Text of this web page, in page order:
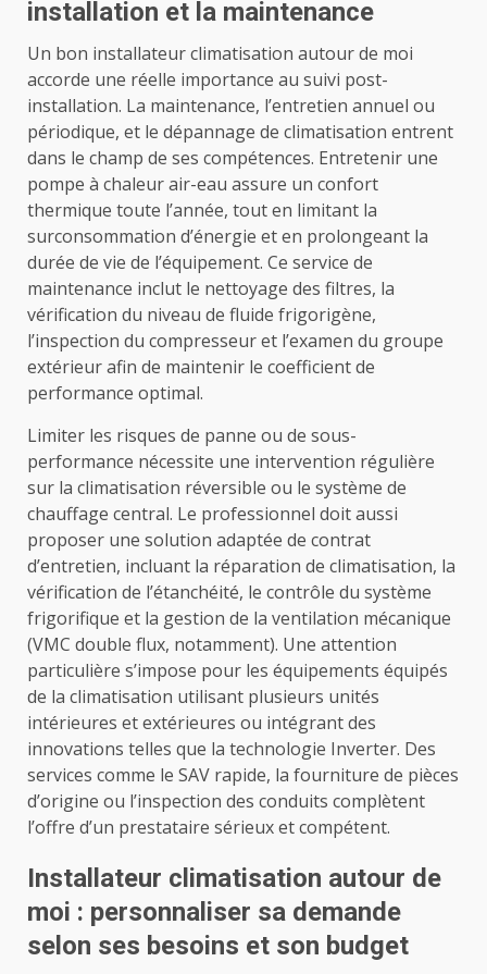
installation et la maintenance
Un bon installateur climatisation autour de moi
accorde une réelle importance au suivi post-
installation. La maintenance, l’entretien annuel ou
périodique, et le dépannage de climatisation entrent
dans le champ de ses compétences. Entretenir une
pompe à chaleur air-eau assure un confort
thermique toute l’année, tout en limitant la
surconsommation d’énergie et en prolongeant la
durée de vie de l’équipement. Ce service de
maintenance inclut le nettoyage des filtres, la
vérification du niveau de fluide frigorigène,
l’inspection du compresseur et l’examen du groupe
extérieur afin de maintenir le coefficient de
performance optimal.
Limiter les risques de panne ou de sous-
performance nécessite une intervention régulière
sur la climatisation réversible ou le système de
chauffage central. Le professionnel doit aussi
proposer une solution adaptée de contrat
d’entretien, incluant la réparation de climatisation, la
vérification de l’étanchéité, le contrôle du système
frigorifique et la gestion de la ventilation mécanique
(VMC double flux, notamment). Une attention
particulière s’impose pour les équipements équipés
de la climatisation utilisant plusieurs unités
intérieures et extérieures ou intégrant des
innovations telles que la technologie Inverter. Des
services comme le SAV rapide, la fourniture de pièces
d’origine ou l’inspection des conduits complètent
l’offre d’un prestataire sérieux et compétent.
Installateur climatisation autour de
moi : personnaliser sa demande
selon ses besoins et son budget